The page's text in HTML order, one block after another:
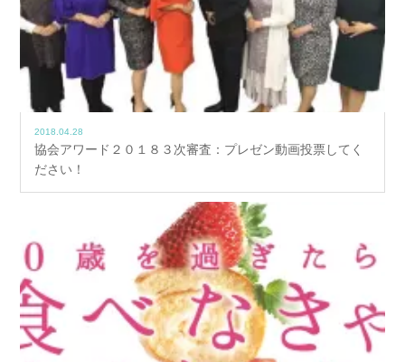
2018.04.28
協会アワード２０１８３次審査：プレゼン動画投票してく
ださい！